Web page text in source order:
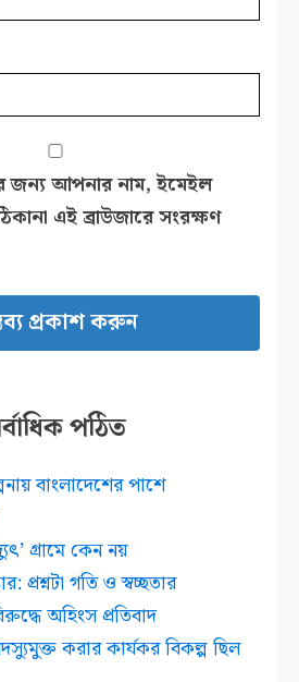
জন্য আপনার নাম, ইমেইল
এই ব্রাউজারে সংরক্ষণ
পঠিত
বাংলাদেশের পাশে
গ্রামে কেন নয়
প্রশ্নটা গতি ও স্বচ্ছতার
অহিংস প্রতিবাদ
করার কার্যকর বিকল্প ছিল